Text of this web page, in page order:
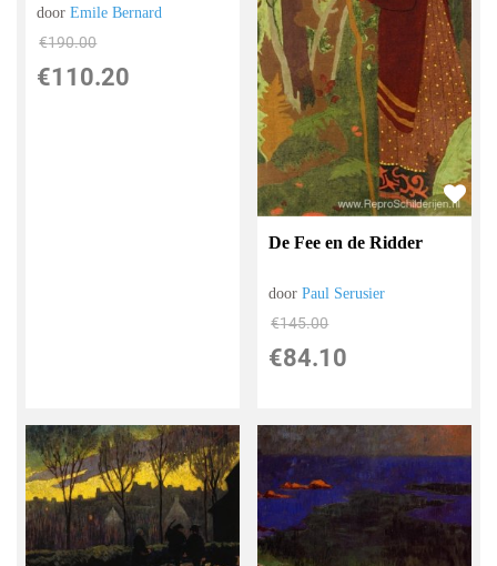
doorEmile Bernard
€190.00
€110.20
De Fee en de Ridder
doorPaul Serusier
€145.00
€84.10